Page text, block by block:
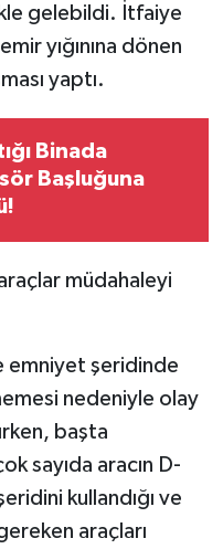
gelebildi. İtfaiye
yığınına dönen
yaptı.
Binada
Başluğuna
müdahaleyi
emniyet şeridinde
nedeniyle olay
başta
sayıda aracın D-
kullandığı ve
araçları